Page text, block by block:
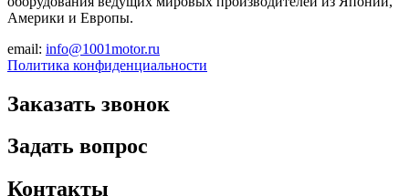
Америки и Европы.
email: info@1001motor.ru
Политика конфиденциальности
Заказать звонок
Задать вопрос
Контакты